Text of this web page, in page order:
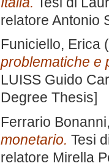
relatore Antonio
Funiciello, Erica
problematiche e
LUISS Guido
Degree Thesis]
Ferrario
monetario. Tesi
relatore Mirella